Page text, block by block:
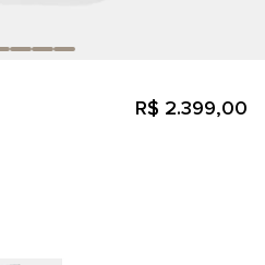
R$ 2.399,00